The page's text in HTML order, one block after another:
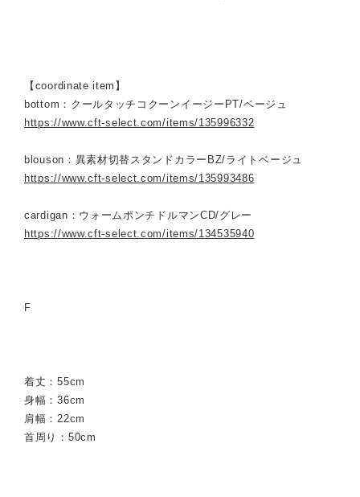
【coordinate item】
bottom：クールタッチコクーンイージーPT/ベージュ
https://www.cft-select.com/items/135996332
blouson：異素材切替スタンドカラーBZ/ライトベージュ
https://www.cft-select.com/items/135993486
cardigan：ウォームポンチドルマンCD/グレー
https://www.cft-select.com/items/134535940
F
着丈：55cm
身幅：36cm
肩幅：22cm
首周り：50cm